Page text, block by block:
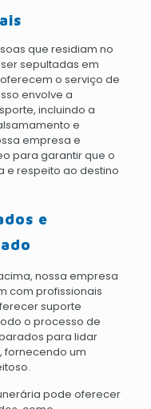
que residiam no
sepultadas em
o serviço de
envolve a
incluindo a
e
empresa e
para garantir que o
e respeito ao destino
e
nossa empresa
com profissionais
suporte
o processo de
para lidar
fornecendo um
pode oferecer